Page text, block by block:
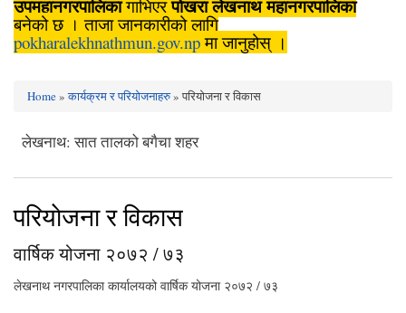
उपमहानगरपालिकागाभिएरपोखरा लेखनाथ महानगरपालिका
बनेको छ । ताजा जानकारीको लागि
pokharalekhnathmun.gov.npमा जानुहोस् ।
You are here
Home»कार्यक्रम र परियोजनाहरु» परियाेजना र विकास
सात तालको बगैचा शहर
परियाेजना र विकास
वार्षिक योजना २०७२ / ७३
लेखनाथ नगरपालिका कार्यालयको वार्षिक योजना २०७२ / ७३